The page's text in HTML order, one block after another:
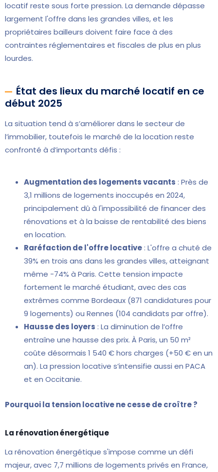
locatif reste sous forte pression. La demande dépasse
largement l'offre dans les grandes villes, et les
propriétaires bailleurs doivent faire face à des
contraintes réglementaires et fiscales de plus en plus
lourdes.
État des lieux du marché locatif en ce
début 2025
La situation tend à s’améliorer dans le secteur de
l’immobilier, toutefois le marché de la location reste
confronté à d’importants défis :
Augmentation des logements vacants : Près de
3,1 millions de logements inoccupés en 2024,
principalement dû à l'impossibilité de financer des
rénovations et à la baisse de rentabilité des biens
en location.
Raréfaction de l'offre locative: L'offre a chuté de
39% en trois ans dans les grandes villes, atteignant
même -74% à Paris. Cette tension impacte
fortement le marché étudiant, avec des cas
extrêmes comme Bordeaux (871 candidatures pour
9 logements) ou Rennes (104 candidats par offre).
Hausse des loyers : La diminution de l’offre
entraîne une hausse des prix. À Paris, un 50 m²
coûte désormais 1 540 € hors charges (+50 € en un
an). La pression locative s’intensifie aussi en PACA
et en Occitanie.
Pourquoi la tension locative ne cesse de croître ?
La rénovation énergétique
La rénovation énergétique s'impose comme un défi
majeur, avec 7,7 millions de logements privés en France,